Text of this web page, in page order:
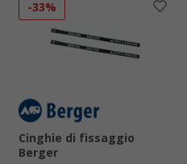
-33%
Cinghie di fissaggio
Berger